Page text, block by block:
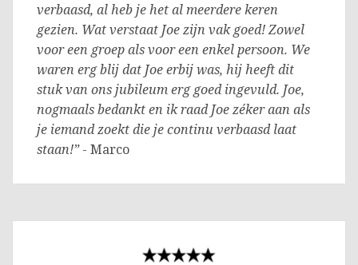
verbaasd, al heb je het al meerdere keren
gezien. Wat verstaat Joe zijn vak goed! Zowel
voor een groep als voor een enkel persoon. We
waren erg blij dat Joe erbij was, hij heeft dit
stuk van ons jubileum erg goed ingevuld. Joe,
nogmaals bedankt en ik raad Joe zéker aan als
je iemand zoekt die je continu verbaasd laat
staan!”- Marco